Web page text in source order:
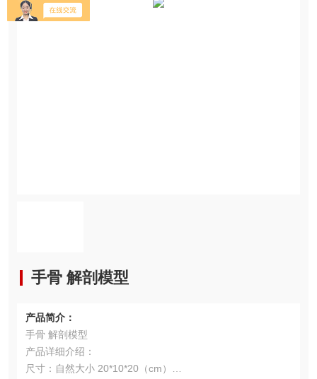
手骨 解剖模型
产品简介：
手骨 解剖模型
产品详细介绍：
尺寸：自然大小 20*10*20（cm）